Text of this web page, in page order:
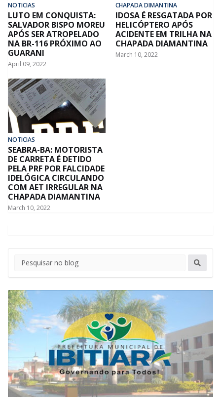
NOTICIAS
LUTO EM CONQUISTA:
SALVADOR BISPO MOREU
APÓS SER ATROPELADO
NA BR-116 PRÓXIMO AO
GUARANI
April 09, 2022
CHAPADA DIMANTINA
IDOSA É RESGATADA POR
HELICÓPTERO APÓS
ACIDENTE EM TRILHA NA
CHAPADA DIAMANTINA
March 10, 2022
NOTICIAS
SEABRA-BA: MOTORISTA
DE CARRETA É DETIDO
PELA PRF POR FALCIDADE
IDELÓGICA CIRCULANDO
COM AET IRREGULAR NA
CHAPADA DIAMANTINA
March 10, 2022